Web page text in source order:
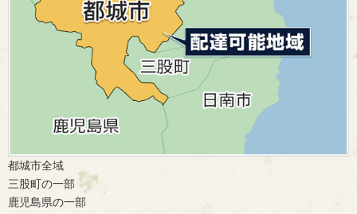
都城市全域
三股町の一部
鹿児島県の一部